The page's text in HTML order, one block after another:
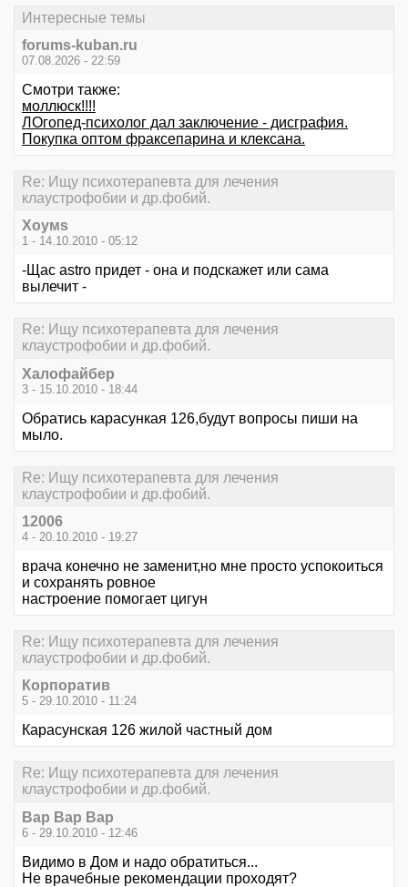
Интересные темы
forums-kuban.ru
07.08.2026 - 22:59
Смотри также:
моллюск!!!!
ЛОгопед-психолог дал заключение - дисграфия.
Покупка оптом фраксепарина и клексана.
Re: Ищу психотерапевта для лечения
клаустрофобии и др.фобий.
Хоумs
1 - 14.10.2010 - 05:12
-Щас astro придет - она и подскажет или сама
вылечит -
Re: Ищу психотерапевта для лечения
клаустрофобии и др.фобий.
Хaлофaйбeр
3 - 15.10.2010 - 18:44
Обрaтись кaрaсункaя 126,будут вопросы пиши нa
мыло.
Re: Ищу психотерапевта для лечения
клаустрофобии и др.фобий.
12006
4 - 20.10.2010 - 19:27
врача конечно не заменит,но мне просто успокоиться
и сохранять ровное
настроение помогает цигун
Re: Ищу психотерапевта для лечения
клаустрофобии и др.фобий.
Корпоратив
5 - 29.10.2010 - 11:24
Карасунская 126 жилой частный дом
Re: Ищу психотерапевта для лечения
клаустрофобии и др.фобий.
Вар Вар Вар
6 - 29.10.2010 - 12:46
Видимо в Дом и надо обратиться...
Не врачебные рекомендации проходят?